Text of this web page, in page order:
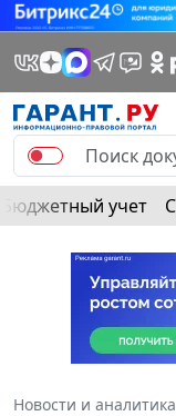
Бюджетный учет
Новости и аналитика